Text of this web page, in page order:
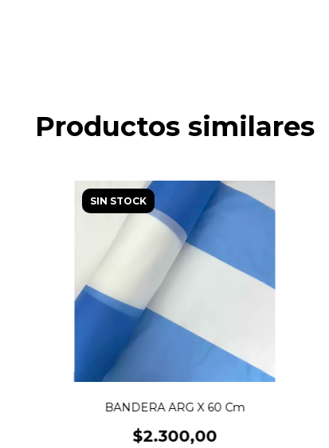
Productos similares
SIN STOCK
BANDERA ARG X 60 Cm
$2.300,00